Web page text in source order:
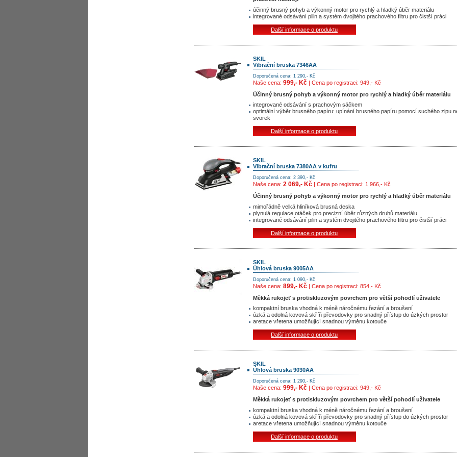
účinný brusný pohyb a výkonný motor pro rychlý a hladký úběr materiálu
integrované odsávání pilin a systém dvojitého prachového filtru pro čistší práci
Další informace o produktu
SKIL
Vibrační bruska 7346AA
Doporučená cena: 1 290,- Kč
Naše cena: 999,- Kč | Cena po registraci: 949,- Kč
Účinný brusný pohyb a výkonný motor pro rychlý a hladký úběr materiálu
integrované odsávání s prachovým sáčkem
optimální výběr brusného papíru: upínání brusného papíru pomocí suchého zipu
svorek
Další informace o produktu
SKIL
Vibrační bruska 7380AA v kufru
Doporučená cena: 2 390,- Kč
Naše cena: 2 069,- Kč
| Cena po registraci: 1 966,- Kč
Účinný brusný pohyb a výkonný motor pro rychlý a hladký úběr materiálu
mimořádně velká hliníková brusná deska
plynulá regulace otáček pro precizní úběr různých druhů materiálu
integrované odsávání pilin a systém dvojitého prachového filtru pro čistší práci
Další informace o produktu
SKIL
Úhlová bruska 9005AA
Doporučená cena: 1 090,- Kč
Naše cena: 899,- Kč | Cena po registraci: 854,- Kč
Měkká rukojeť s protiskluzovým povrchem pro větší pohodlí uživatele
kompaktní bruska vhodná k méně náročnému řezání a broušení
úzká a odolná kovová skříň převodovky pro snadný přístup do úzkých prostor
aretace vřetena umožňující snadnou výměnu kotouče
Další informace o produktu
SKIL
Úhlová bruska 9030AA
Doporučená cena: 1 290,- Kč
Naše cena: 999,- Kč | Cena po registraci: 949,- Kč
Měkká rukojeť s protiskluzovým povrchem pro větší pohodlí uživatele
kompaktní bruska vhodná k méně náročnému řezání a broušení
úzká a odolná kovová skříň převodovky pro snadný přístup do úzkých prostor
aretace vřetena umožňující snadnou výměnu kotouče
Další informace o produktu